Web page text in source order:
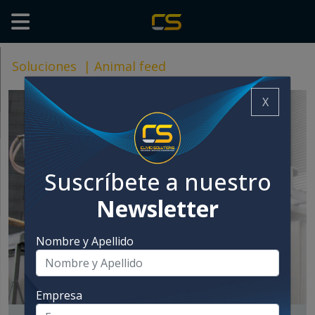
Soluciones | Animal feed
X
Suscríbete a nuestro
Newsletter
Nombre y Apellido
Empresa